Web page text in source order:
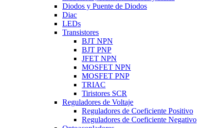
Diodos y Puente de Diodos
Diac
LEDs
Transistores
BJT NPN
BJT PNP
JFET NPN
MOSFET NPN
MOSFET PNP
TRIAC
Tiristores SCR
Reguladores de Voltaje
Reguladores de Coeficiente Positivo
Reguladores de Coeficiente Negativo